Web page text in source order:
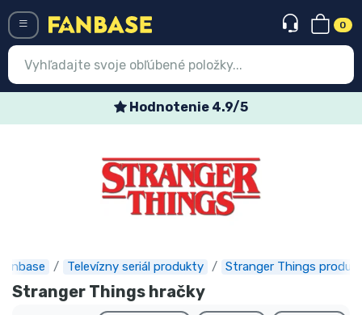
0
Hodnotenie 4.9/5
Televízny seriál produkty Stranger Things
Stranger Things hračky
Najnovšie
Expresná preprava
Predobjednávky